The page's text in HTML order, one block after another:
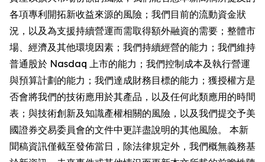
各項專利開拓新收益來源的風險；我們目前的流動資金狀
況，以及為支援持續營運而需取得額外融資的需要；整體市
場、經濟及其他環境因素；我們持續經營的能力；我們維持
普通股於 Nasdaq 上市的能力；我們控制成本及執行營運
與預算計劃的能力；我們達成財務目標的能力；獲授權方是
否會將我們的技術應用於其產品，以及任何此類應用的時間
表；與技術創新及知識產權相關的風險，以及我們提交予美
國證券交易委員會的文件中更詳盡說明的其他風險。 本新
聞稿資訊僅截至發佈當日，除法律規定外，我們概無義務基